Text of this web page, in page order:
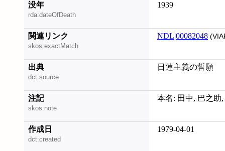
没年
rda:dateOfDeath
1939
関連リンク
skos:exactMatch
NDL|00082048
出典
dct:source
日蓮主義の誓願
注記
skos:note
本名: 田中, 巴之助,
作成日
dct:created
1979-04-01